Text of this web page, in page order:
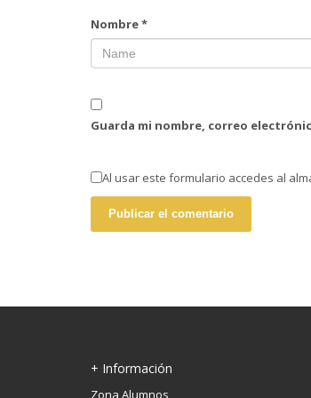
Nombre*
Guarda mi nombre, correo
Al usar este formulario accedes al
+ Información
Zona Alumnos